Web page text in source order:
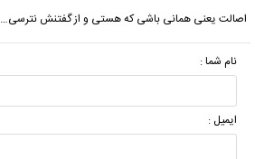
اصالت یعنی همانی باشی که هستی و از گفتنش نترسی…
نام شما :
ایمیل :